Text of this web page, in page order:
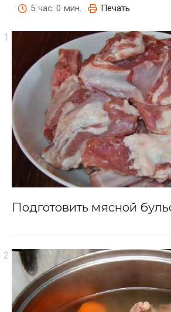
5 час. 0 мин. Печать
Подготовить мясной